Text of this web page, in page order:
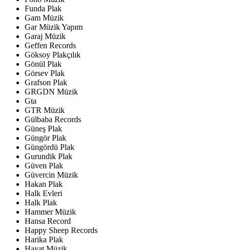
Funda Plak
Gam Müzik
Gar Müzik Yapım
Garaj Müzik
Geffen Records
Göksoy Plakçılık
Gönül Plak
Görsev Plak
Grafson Plak
GRGDN Müzik
Gta
GTR Müzik
Gülbaba Records
Güneş Plak
Güngör Plak
Güngördü Plak
Gurundik Plak
Güven Plak
Güvercin Müzik
Hakan Plak
Halk Evleri
Halk Plak
Hammer Müzik
Hansa Record
Happy Sheep Records
Harika Plak